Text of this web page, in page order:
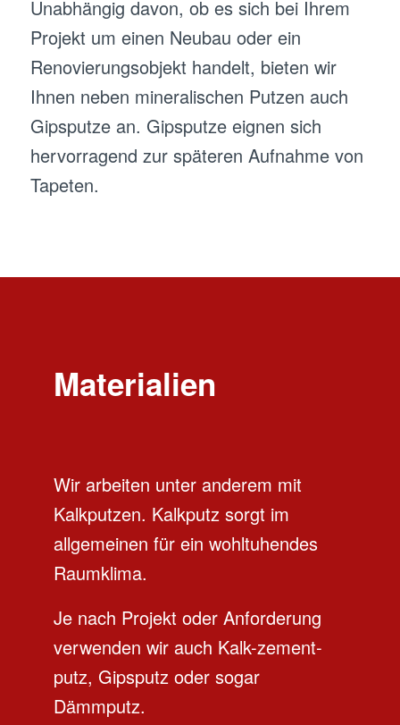
Unabhängig davon, ob es sich bei Ihrem
Projekt um einen Neubau oder ein
Renovierungsobjekt handelt, bieten wir
Ihnen neben mineralischen Putzen auch
Gipsputze an. Gipsputze eignen sich
hervorragend zur späteren Aufnahme von
Tapeten.
Materialien
Wir arbeiten unter anderem mit
Kalkputzen. Kalkputz sorgt im
allgemeinen für ein wohltuhendes
Raumklima.
Je nach Projekt oder Anforderung
verwenden wir auch Kalk-zement-
putz, Gipsputz oder sogar
Dämmputz.